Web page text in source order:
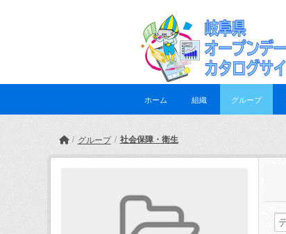
ホーム 組織 グループ
グループ 社会保障・衛生